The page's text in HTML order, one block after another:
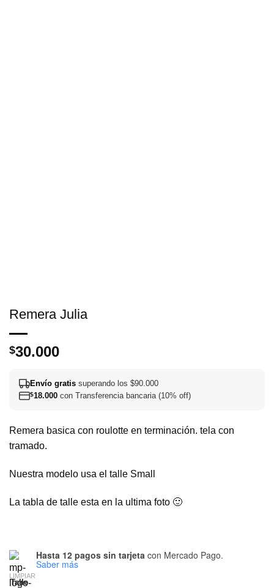
Remera Julia
$30.000
Envío gratis superando los $90.000
$18.000 con Transferencia bancaria (10% off)
Remera basica con roulotte en terminación. tela con
tramado.
Nuestra modelo usa el talle Small
La tabla de talle esta en la ultima foto 🙂
Hasta 12 pagos sin tarjeta con Mercado Pago.
Saber más
Talle
LIMPIAR